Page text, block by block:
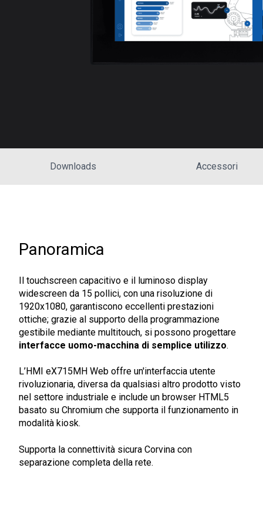
Downloads Accessori
Panoramica
Il touchscreen capacitivo e il luminoso display
widescreen da 15 pollici, con una risoluzione di
1920x1080, garantiscono eccellenti prestazioni
ottiche; grazie al supporto della programmazione
gestibile mediante multitouch, si possono progettare
interfacce uomo-macchina di semplice utilizzo.
L’HMI eX715MH Web offre un'interfaccia utente
rivoluzionaria, diversa da qualsiasi altro prodotto visto
nel settore industriale e include un browser HTML5
basato su Chromium che supporta il funzionamento in
modalità kiosk.
Supporta la connettività sicura Corvina con
separazione completa della rete.